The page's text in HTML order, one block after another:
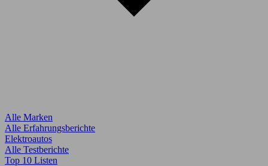
Alle Marken
Alle Erfahrungsberichte
Elektroautos
Alle Testberichte
Top 10 Listen